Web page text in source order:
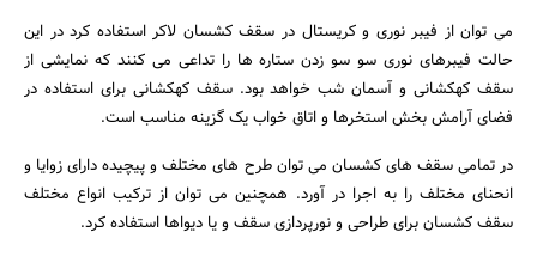
می توان از فیبر نوری و کریستال در سقف کشسان لاکر استفاده کرد در این
حالت فیبرهای نوری سو سو زدن ستاره ها را تداعی می کنند که نمایشی از
سقف کهکشانی و آسمان شب خواهد بود. سقف کهکشانی برای استفاده در
فضای آرامش بخش استخرها و اتاق خواب یک گزینه مناسب است.
در تمامی سقف های کشسان می توان طرح های مختلف و پیچیده دارای زوایا و
انحنای مختلف را به اجرا در آورد. همچنین می توان از ترکیب انواع مختلف
سقف کشسان برای طراحی و نورپردازی سقف و یا دیواها استفاده کرد.